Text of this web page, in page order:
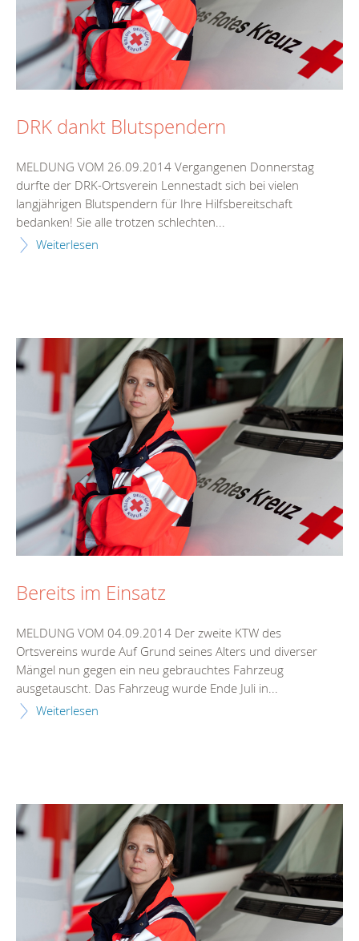
DRK dankt Blutspendern
MELDUNG VOM 26.09.2014 Vergangenen Donnerstag
durfte der DRK-Ortsverein Lennestadt sich bei vielen
langjährigen Blutspendern für Ihre Hilfsbereitschaft
bedanken! Sie alle trotzen schlechten...
Weiterlesen
Bereits im Einsatz
MELDUNG VOM 04.09.2014 Der zweite KTW des
Ortsvereins wurde Auf Grund seines Alters und diverser
Mängel nun gegen ein neu gebrauchtes Fahrzeug
ausgetauscht. Das Fahrzeug wurde Ende Juli in...
Weiterlesen